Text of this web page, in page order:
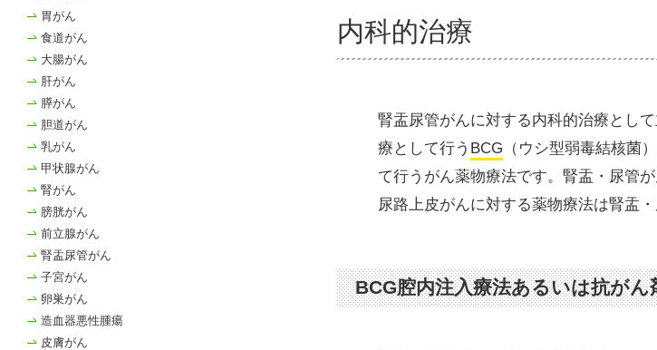
胃がん
食道がん
大腸がん
肝がん
膵がん
胆道がん
乳がん
甲状腺がん
腎がん
膀胱がん
前立腺がん
腎盂尿管がん
子宮がん
卵巣がん
造血器悪性腫瘍
皮膚がん
内科的治療
腎盂尿管がんに対する内科的治療とし
療として行う BCG （ウシ型弱毒結核菌
て行うがん薬物療法です。腎盂・尿管
尿路上皮がんに対する薬物療法は腎盂
BCG腔内注入療法あるいは抗がん